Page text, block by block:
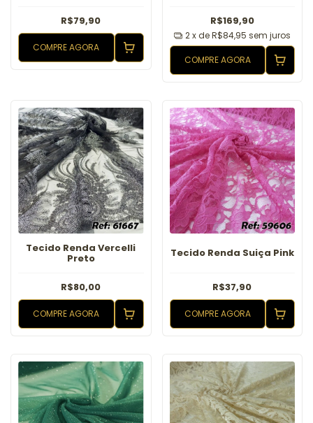
R$79,90
COMPRE AGORA
R$169,90
2x deR$84,95 sem juros
COMPRE AGORA
Tecido Renda Vercelli
Preto
R$80,00
COMPRE AGORA
Tecido Renda Suiça Pink
R$37,90
COMPRE AGORA